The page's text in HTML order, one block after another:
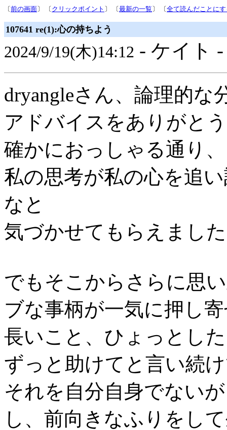
〔前の画面〕 〔 クリックポイント 〕 〔最新の一覧 〕 〔全て読んだことに
107641 re(1):心の持ちよう
2024/9/19(木)14:12 - ケイト
dryangleさん、論理的な
アドバイスをありがと
確かにおっしゃる通り
私の思考が私の心を追
なと
気づかせてもらえまし
でもそこからさらに思
ブな事柄が一気に押し
長いこと、ひょっとし
ずっと助けてと言い続
それを自分自身でない
し、前向きなふりをし